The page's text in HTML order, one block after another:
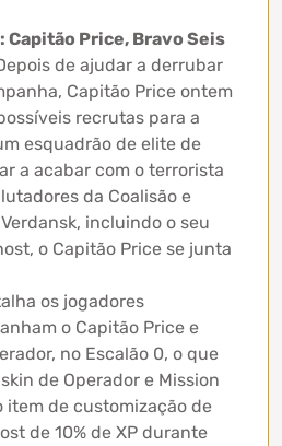
Capitão Price, Bravo Seis
de ajudar a derrubar
Capitão Price ontem
recrutas para a
esquadrão de elite de
a acabar com o terrorista
da Coalisão e
incluindo o seu
o Capitão Price se junta
os jogadores
o Capitão Price e
no Escalão 0, o que
de Operador e Mission
item de customização de
de 10% de XP durante